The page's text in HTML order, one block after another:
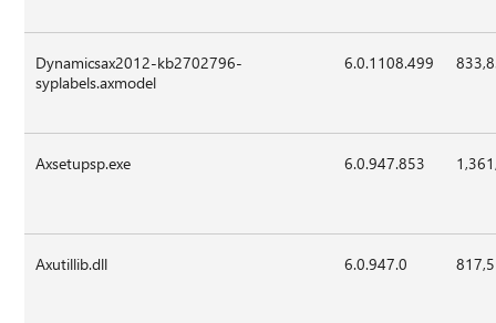
Dynamicsax2012-kb2702796-
syplabels.axmodel
6.0.1108.499
Axsetupsp.exe 6.0.947.853
Axutillib.dll 6.0.947.0